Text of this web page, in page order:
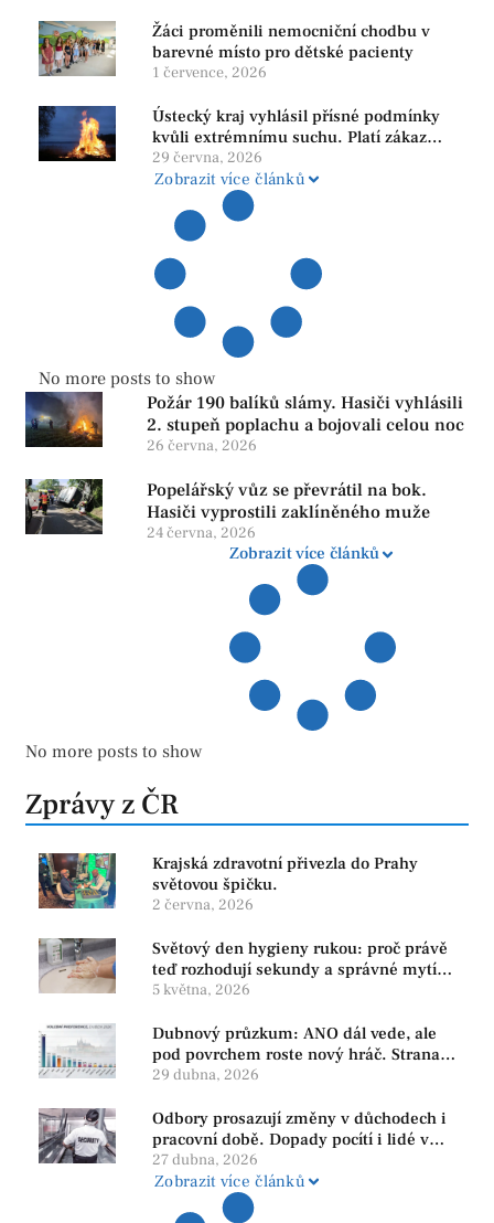
Žáci proměnili nemocniční chodbu v
barevné místo pro dětské pacienty
1 července, 2026
Ústecký kraj vyhlásil přísné podmínky
kvůli extrémnímu suchu. Platí zákaz
ohňů i pyrotechniky
29 června, 2026
Zobrazit více článků
No more posts to show
Požár 190 balíků slámy. Hasiči vyhlásili
2. stupeň poplachu a bojovali celou noc
26 června, 2026
Popelářský vůz se převrátil na bok.
Hasiči vyprostili zaklíněného muže
24 června, 2026
Zobrazit více článků
No more posts to show
Zprávy z ČR
Krajská zdravotní přivezla do Prahy
světovou špičku.
2 června, 2026
Světový den hygieny rukou: proč právě
teď rozhodují sekundy a správné mytí
rukou
5 května, 2026
Dubnový průzkum: ANO dál vede, ale
pod povrchem roste nový hráč. Strana
PRO se drží nejvýš mezi menšími
29 dubna, 2026
Odbory prosazují změny v důchodech i
pracovní době. Dopady pocítí i lidé v
našem regionu
27 dubna, 2026
Zobrazit více článků